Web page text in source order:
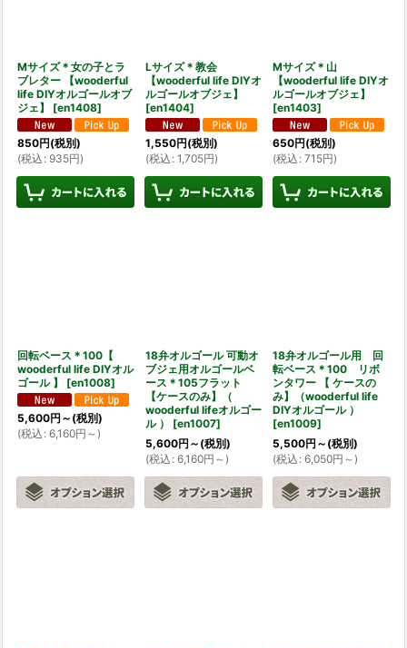
Mサイズ＊女の子とラ
ブレター 【wooderful
life DIYオルゴールオブ
ジェ】
[en1408]
850円(税別)
(税込 : 935円)
Lサイズ＊教会
【wooderful life DIYオ
ルゴールオブジェ】
[en1404]
1,550円(税別)
(税込 : 1,705円)
Mサイズ＊山
【wooderful life DIYオ
ルゴールオブジェ】
[en1403]
650円(税別)
(税込 : 715円)
回転ベース＊100【
wooderful life DIYオル
ゴール 】
[en1008]
5,600円 ～ (税別)
(税込 : 6,160円 ～)
18弁オルゴール 可動オ
ブジェ用オルゴールベ
ース＊105フラット
【ケースのみ】（
wooderful lifeオルゴー
ル ）
[en1007]
5,600円 ～ (税別)
(税込 : 6,160円 ～)
18弁オルゴール用 回
転ベース＊100 リボ
ンタワー 【 ケースの
み】（wooderful life
DIYオルゴール ）
[en1009]
5,500円 ～ (税別)
(税込 : 6,050円 ～)